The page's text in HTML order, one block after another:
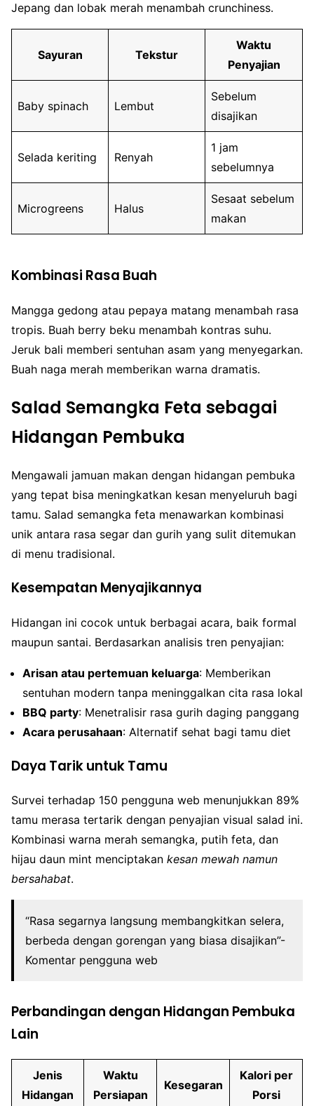
Jepang dan lobak merah menambah crunchiness.
Sayuran Tekstur
Waktu
Penyajian
Baby spinach Lembut
Sebelum
disajikan
Selada keriting Renyah
1 jam
sebelumnya
Microgreens Halus
Sesaat sebelum
makan
Kombinasi Rasa Buah
Mangga gedong atau pepaya matang menambah rasa
tropis. Buah berry beku menambah kontras suhu.
Jeruk bali memberi sentuhan asam yang menyegarkan.
Buah naga merah memberikan warna dramatis.
Salad Semangka Feta sebagai
Hidangan Pembuka
Mengawali jamuan makan dengan hidangan pembuka
yang tepat bisa meningkatkan kesan menyeluruh bagi
tamu. Salad semangka feta menawarkan kombinasi
unik antara rasa segar dan gurih yang sulit ditemukan
di menu tradisional.
Kesempatan Menyajikannya
Hidangan ini cocok untuk berbagai acara, baik formal
maupun santai. Berdasarkan analisis tren penyajian:
Arisan atau pertemuan keluarga: Memberikan
sentuhan modern tanpa meninggalkan cita rasa lokal
BBQ party: Menetralisir rasa gurih daging panggang
Acara perusahaan: Alternatif sehat bagi tamu diet
Daya Tarik untuk Tamu
Survei terhadap 150 pengguna web menunjukkan 89%
tamu merasa tertarik dengan penyajian visual salad ini.
Kombinasi warna merah semangka, putih feta, dan
hijau daun mint menciptakan kesan mewah namun
bersahabat.
“Rasa segarnya langsung membangkitkan selera,
berbeda dengan gorengan yang biasa disajikan”-
Komentar pengguna web
Perbandingan dengan Hidangan Pembuka
Lain
Jenis
Hidangan
Waktu
Persiapan
Kesegaran
Kalori per
Porsi